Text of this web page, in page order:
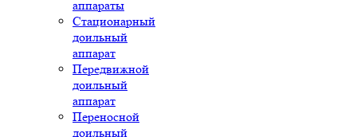
аппараты
Стационарный
доильный
аппарат
Передвижной
доильный
аппарат
Переносной
доильный